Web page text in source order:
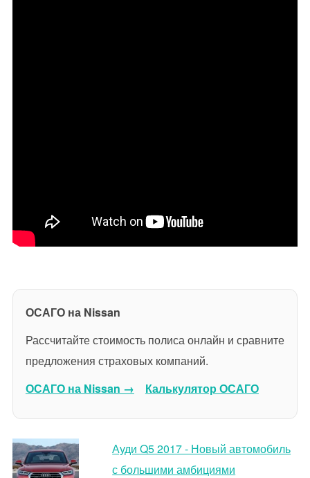
ОСАГО на Nissan
Рассчитайте стоимость полиса онлайн и сравните
предложения страховых компаний.
ОСАГО на Nissan →
Калькулятор ОСАГО
Ауди Q5 2017 - Новый автомобиль
с большими амбициями